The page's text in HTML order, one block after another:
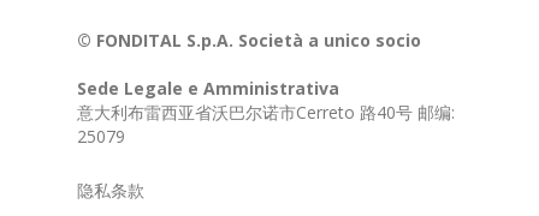
© FONDITAL S.p.A. Società a unico socio
Sede Legale e Amministrativa
意大利布雷西亚省沃巴尔诺市Cerreto 路40号 邮编:
25079
隐私条款